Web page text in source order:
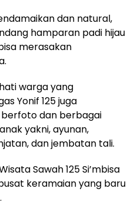
dan natural,
hamparan padi hijau
merasakan
warga yang
Yonif 125 juga
dan berbagai
yakni, ayunan,
dan jembatan tali.
Sawah 125 Si’mbisa
keramaian yang baru